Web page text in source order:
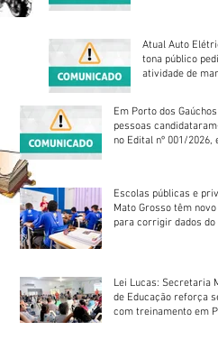
Atual Auto
tona público
atividade de
Em Porto dos
pessoas
no Edital nº 001/2026,
Escolas públicas e
Mato Grosso têm
para corrigir dados do
Lei Lucas: Secretaria
de Educação reforça
com treinamento em